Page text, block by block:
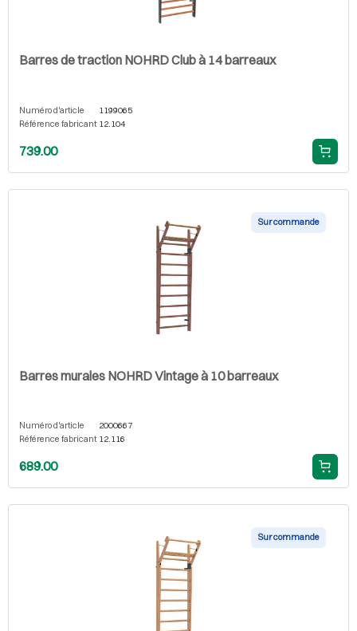
Barres de traction NOHRD Club à 14 barreaux
Numéro d'article
1199065
Référence fabricant 12.104
739.00
Sur commande
Barres murales NOHRD Vintage à 10 barreaux
Numéro d'article
2000667
Référence fabricant 12.116
689.00
Sur commande